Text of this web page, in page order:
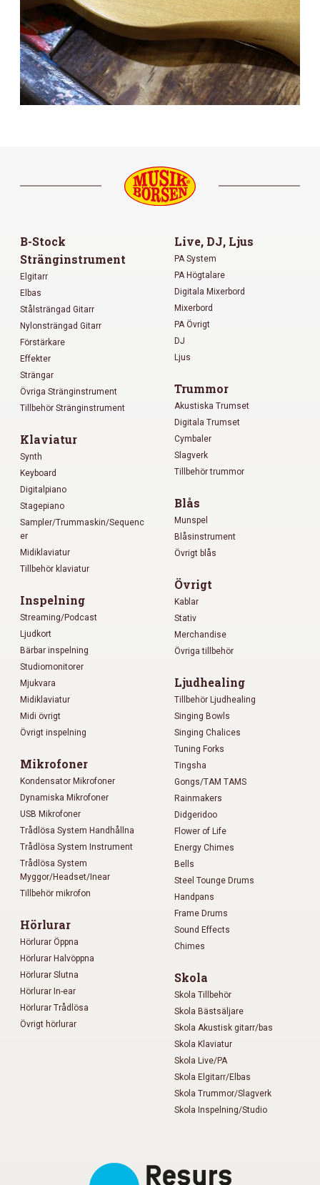
B-Stock
Stränginstrument
Elgitarr
Elbas
Stålsträngad Gitarr
Nylonsträngad Gitarr
Förstärkare
Effekter
Strängar
Övriga Stränginstrument
Tillbehör Stränginstrument
Klaviatur
Synth
Keyboard
Digitalpiano
Stagepiano
Sampler/Trummaskin/Sequenc
er
Midiklaviatur
Tillbehör klaviatur
Inspelning
Streaming/Podcast
Ljudkort
Bärbar inspelning
Studiomonitorer
Mjukvara
Midiklaviatur
Midi övrigt
Övrigt inspelning
Mikrofoner
Kondensator Mikrofoner
Dynamiska Mikrofoner
USB Mikrofoner
Trådlösa System Handhållna
Trådlösa System Instrument
Trådlösa System
Myggor/Headset/Inear
Tillbehör mikrofon
Hörlurar
Hörlurar Öppna
Hörlurar Halvöppna
Hörlurar Slutna
Hörlurar In-ear
Hörlurar Trådlösa
Övrigt hörlurar
Live, DJ, Ljus
PA System
PA Högtalare
Digitala Mixerbord
Mixerbord
PA Övrigt
DJ
Ljus
Trummor
Akustiska Trumset
Digitala Trumset
Cymbaler
Slagverk
Tillbehör trummor
Blås
Munspel
Blåsinstrument
Övrigt blås
Övrigt
Kablar
Stativ
Merchandise
Övriga tillbehör
Ljudhealing
Tillbehör Ljudhealing
Singing Bowls
Singing Chalices
Tuning Forks
Tingsha
Gongs/TAM TAMS
Rainmakers
Didgeridoo
Flower of Life
Energy Chimes
Bells
Steel Tounge Drums
Handpans
Frame Drums
Sound Effects
Chimes
Skola
Skola Tillbehör
Skola Bästsäljare
Skola Akustisk gitarr/bas
Skola Klaviatur
Skola Live/PA
Skola Elgitarr/Elbas
Skola Trummor/Slagverk
Skola Inspelning/Studio